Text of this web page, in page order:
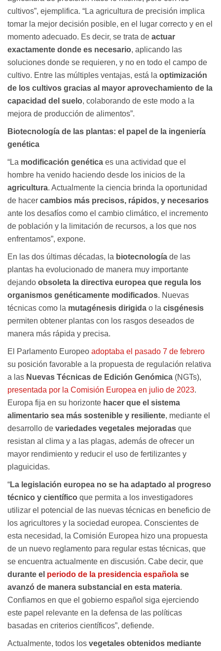
cultivos”, ejemplifica. “La agricultura de precisión implica
tomar la mejor decisión posible, en el lugar correcto y en el
momento adecuado. Es decir, se trata de actuar
exactamente donde es necesario, aplicando las
soluciones donde se requieren, y no en todo el campo de
cultivo. Entre las múltiples ventajas, está la optimización
de los cultivos gracias al mayor aprovechamiento de la
capacidad del suelo, colaborando de este modo a la
mejora de producción de alimentos”.
Biotecnología de las plantas: el papel de la ingeniería
genética
“La modificación genética es una actividad que el
hombre ha venido haciendo desde los inicios de la
agricultura. Actualmente la ciencia brinda la oportunidad
de hacer cambios más precisos, rápidos, y necesarios
ante los desafíos como el cambio climático, el incremento
de población y la limitación de recursos, a los que nos
enfrentamos”, expone.
En las dos últimas décadas, la biotecnología de las
plantas ha evolucionado de manera muy importante
dejando obsoleta la directiva europea que regula los
organismos genéticamente modificados. Nuevas
técnicas como la mutagénesis dirigida o la cisgénesis
permiten obtener plantas con los rasgos deseados de
manera más rápida y precisa.
El Parlamento Europeo adoptaba el pasado 7 de febrero
su posición favorable a la propuesta de regulación relativa
a las Nuevas Técnicas de Edición Genómica (NGTs),
presentada por la Comisión Europea en julio de 2023.
Europa fija en su horizonte hacer que el sistema
alimentario sea más sostenible y resiliente, mediante el
desarrollo de variedades vegetales mejoradas que
resistan al clima y a las plagas, además de ofrecer un
mayor rendimiento y reducir el uso de fertilizantes y
plaguicidas.
“La legislación europea no se ha adaptado al progreso
técnico y científico que permita a los investigadores
utilizar el potencial de las nuevas técnicas en beneficio de
los agricultores y la sociedad europea. Conscientes de
esta necesidad, la Comisión Europea hizo una propuesta
de un nuevo reglamento para regular estas técnicas, que
se encuentra actualmente en discusión. Cabe decir, que
durante el periodo de la presidencia española se
avanzó de manera substancial en esta materia.
Confiamos en que el gobierno español siga ejerciendo
este papel relevante en la defensa de las políticas
basadas en criterios científicos”, defiende.
Actualmente, todos los vegetales obtenidos mediante